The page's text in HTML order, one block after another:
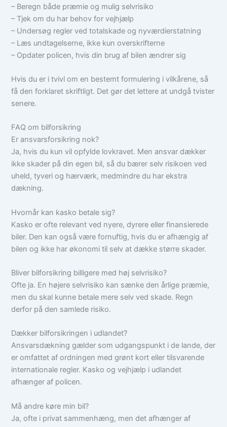
– Beregn både præmie og mulig selvrisiko
– Tjek om du har behov for vejhjælp
– Undersøg regler ved totalskade og nyværdierstatning
– Læs undtagelserne, ikke kun overskrifterne
– Opdater policen, hvis din brug af bilen ændrer sig
Hvis du er i tvivl om en bestemt formulering i vilkårene, så
få den forklaret skriftligt. Det gør det lettere at undgå tvister
senere.
FAQ om bilforsikring
Er ansvarsforsikring nok?
Ja, hvis du kun vil opfylde lovkravet. Men ansvar dækker
ikke skader på din egen bil, så du bærer selv risikoen ved
uheld, tyveri og hærværk, medmindre du har ekstra
dækning.
Hvornår kan kasko betale sig?
Kasko er ofte relevant ved nyere, dyrere eller finansierede
biler. Den kan også være fornuftig, hvis du er afhængig af
bilen og ikke har økonomi til selv at dække større skader.
Bliver bilforsikring billigere med høj selvrisiko?
Ofte ja. En højere selvrisiko kan sænke den årlige præmie,
men du skal kunne betale mere selv ved skade. Regn
derfor på den samlede risiko.
Dækker bilforsikringen i udlandet?
Ansvarsdækning gælder som udgangspunkt i de lande, der
er omfattet af ordningen med grønt kort eller tilsvarende
internationale regler. Kasko og vejhjælp i udlandet
afhænger af policen.
Må andre køre min bil?
Ja, ofte i privat sammenhæng, men det afhænger af